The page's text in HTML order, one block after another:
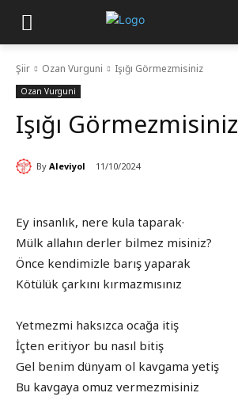
Şiir Ozan Vurguni Işığı Görmezmisiniz
Ozan Vurguni
Işığı Görmezmisiniz
By Aleviyol 11/10/2024
Ey insanlık, nere kula taparak·
Mülk allahın derler bilmez misiniz?
Önce kendimizle barış yaparak
Kötülük çarkını kırmazmısınız
Yetmezmi haksızca ocağa itiş
İçten eritiyor bu nasıl bitiş
Gel benim dünyam ol kavgama yetiş
Bu kavgaya omuz vermezmisiniz